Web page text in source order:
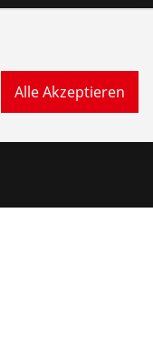
Alle Akzeptieren